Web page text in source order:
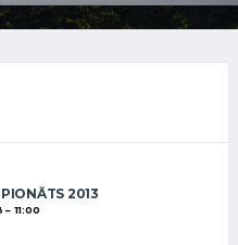
2013
11:00